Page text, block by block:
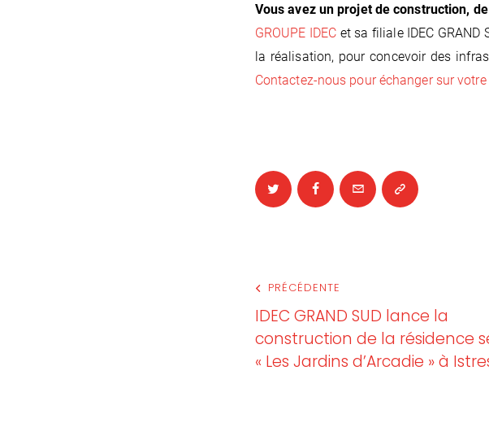
Vous avez un projet de construction,
GROUPE IDEC et sa filiale IDEC
la réalisation, pour concevoir des
Contactez-nous pour échanger sur votre
PRÉCÉDENTE
IDEC GRAND SUD lance la
construction de la résidence
« Les Jardins d’Arcadie » à